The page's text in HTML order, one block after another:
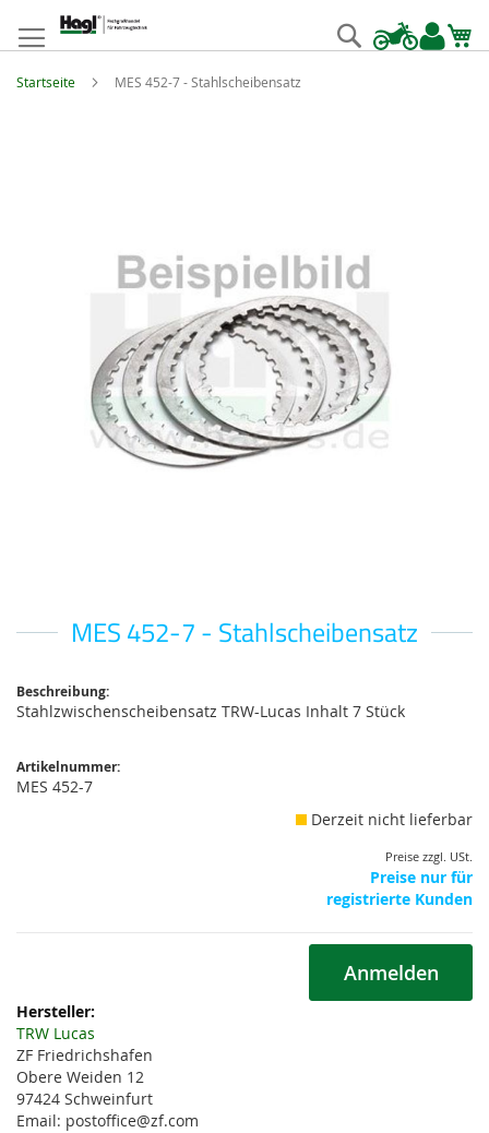
springen
Suche
Startseite MES 452-7 - Stahlscheibensatz
MES 452-7 - Stahlscheibensatz
Bildgalerie
springen
Beschreibung:
Stahlzwischenscheibensatz TRW-Lucas Inhalt 7 Stück
Artikelnummer:
MES 452-7
Derzeit nicht lieferbar
Preise zzgl. USt.
Preise nur für
registrierte Kunden
Anmelden
Weitere
Informationen
TRW Lucas
ZF Friedrichshafen
Obere Weiden 12
97424 Schweinfurt
Email: postoffice@zf.com